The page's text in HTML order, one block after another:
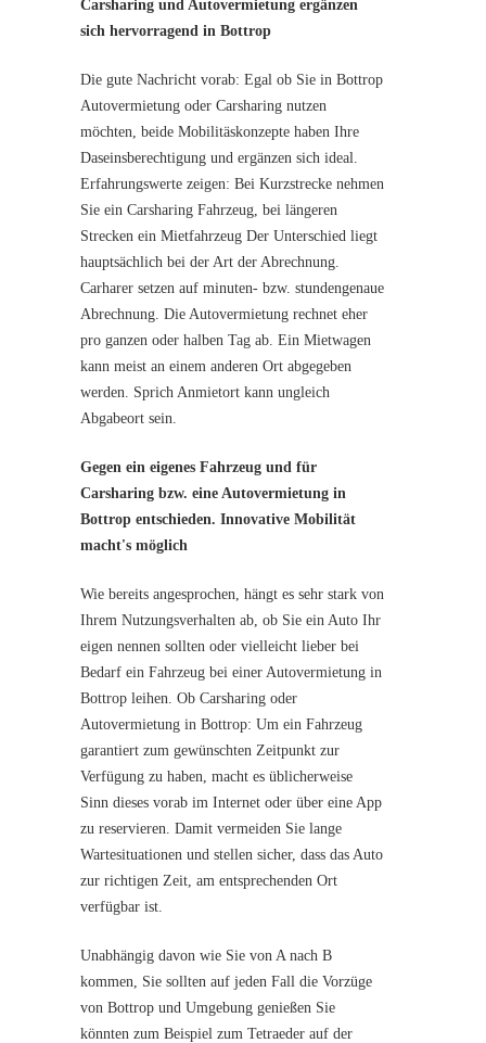
Carsharing und Autovermietung ergänzen
sich hervorragend in Bottrop
Die gute Nachricht vorab: Egal ob Sie in Bottrop
Autovermietung oder Carsharing nutzen
möchten, beide Mobilitäskonzepte haben Ihre
Daseinsberechtigung und ergänzen sich ideal.
Erfahrungswerte zeigen: Bei Kurzstrecke nehmen
Sie ein Carsharing Fahrzeug, bei längeren
Strecken ein Mietfahrzeug Der Unterschied liegt
hauptsächlich bei der Art der Abrechnung.
Carharer setzen auf minuten- bzw. stundengenaue
Abrechnung. Die Autovermietung rechnet eher
pro ganzen oder halben Tag ab. Ein Mietwagen
kann meist an einem anderen Ort abgegeben
werden. Sprich Anmietort kann ungleich
Abgabeort sein.
Gegen ein eigenes Fahrzeug und für
Carsharing bzw. eine Autovermietung in
Bottrop entschieden. Innovative Mobilität
macht's möglich
Wie bereits angesprochen, hängt es sehr stark von
Ihrem Nutzungsverhalten ab, ob Sie ein Auto Ihr
eigen nennen sollten oder vielleicht lieber bei
Bedarf ein Fahrzeug bei einer Autovermietung in
Bottrop leihen. Ob Carsharing oder
Autovermietung in Bottrop: Um ein Fahrzeug
garantiert zum gewünschten Zeitpunkt zur
Verfügung zu haben, macht es üblicherweise
Sinn dieses vorab im Internet oder über eine App
zu reservieren. Damit vermeiden Sie lange
Wartesituationen und stellen sicher, dass das Auto
zur richtigen Zeit, am entsprechenden Ort
verfügbar ist.
Unabhängig davon wie Sie von A nach B
kommen, Sie sollten auf jeden Fall die Vorzüge
von Bottrop und Umgebung genießen Sie
könnten zum Beispiel zum Tetraeder auf der